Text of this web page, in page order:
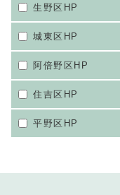
生野区HP
城東区HP
阿倍野区HP
住吉区HP
平野区HP